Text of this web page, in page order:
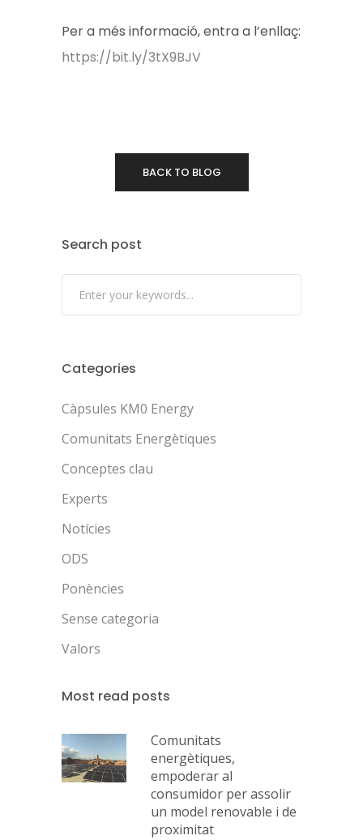
Per a més informació, entra a l’enllaç:
https://bit.ly/3tX9BJV
BACK TO BLOG
Search post
Categories
Càpsules KM0 Energy
Comunitats Energètiques
Conceptes clau
Experts
Notícies
ODS
Ponències
Sense categoria
Valors
Most read posts
Comunitats
energètiques,
empoderar al
consumidor per assolir
un model renovable i de
proximitat